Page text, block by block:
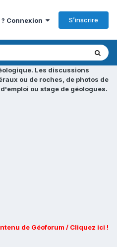
Connexion S’inscrire
Les discussions
ou de roches, de photos de
ou stage de géologues.
de Géoforum / Cliquez ici !